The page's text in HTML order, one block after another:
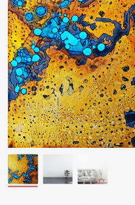
Другие проекты
Rakov
baget